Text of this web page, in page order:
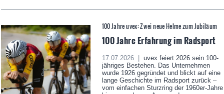
100 Jahre uvex: Zwei neue Helme zum Jubiläum
100 Jahre Erfahrung im Radsport
17.07.2026 |
uvex feiert 2026 sein 100-
jähriges Bestehen. Das Unternehmen
wurde 1926 gegründet und blickt auf eine
lange Geschichte im Radsport zurück –
vom einfachen Sturzring der 1960er-Jahre